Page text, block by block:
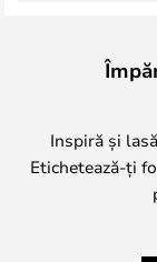
Inspiră și
Etichetează-ți